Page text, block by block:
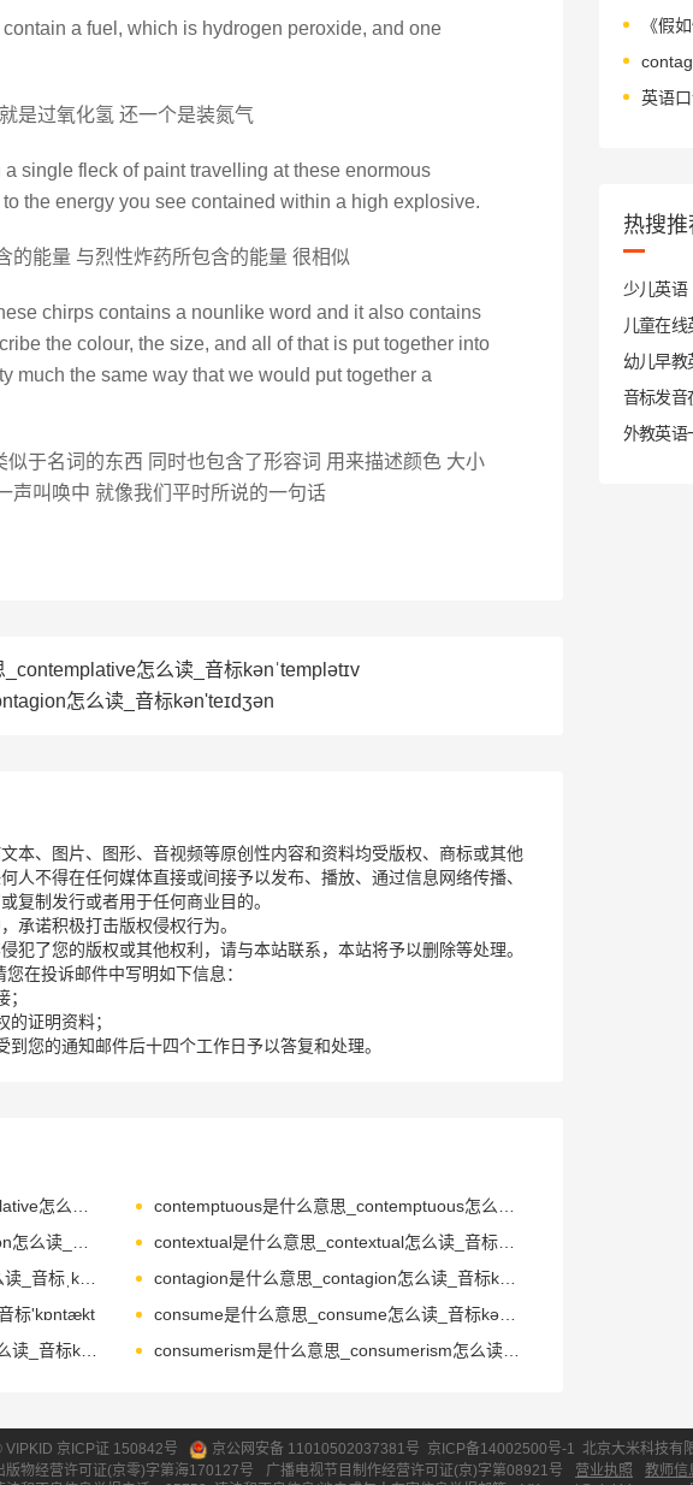
a fuel, which is hydrogen peroxide, and one
是过氧化氢 还一个是装氮气
single fleck of paint travelling at these enormous
the energy you see contained within a high explosive.
的能量 与烈性炸药所包含的能量 很相似
chirps contains a nounlike word and it also contains
the colour, the size, and all of that is put together into
much the same way that we would put together a
于名词的东西 同时也包含了形容词 用来描述颜色 大小
声叫唤中 就像我们平时所说的一句话
怎么读_音标kənˈtemplətɪv
怎么读_音标kən'teɪdʒən
本、图片、图形、音视频等原创性内容和资料均受版权、商标或其他
人不得在任何媒体直接或间接予以发布、播放、通过信息网络传播、
复制发行或者用于任何商业目的。
承诺积极打击版权侵权行为。
犯了您的版权或其他权利，请与本站联系，本站将予以删除等处理。
在投诉邮件中写明如下信息：
的证明资料；
到您的通知邮件后十四个工作日予以答复和处理。
contextual是什么意思_contextual怎么读_音标kən'tekstʃʊəl
contiguity是什么意思_contiguity怎么读_音标ˌkɒntɪ'ɡju-ətɪ
contagion是什么意思_contagion怎么读_音标kən'teɪdʒən
标'kɒntækt
consume是什么意思_consume怎么读_音标kən'sju-m
consumer是什么意思_consumer怎么读_音标kənˈsju-mə(r)
consumerism是什么意思_consumerism怎么读_音标kənˈsju-mərɪzəm
《假
英语
热搜推
少儿英语
儿童在线
幼儿早教
外教英语
VIPKID 京ICP证 150842号 京公网安备 11010502037381号 京ICP备14002500号-1 北京大米科技有
版物经营许可证(京零)字第海170127号
广播电视节目制作经营许可证(京)字第08921号 营业执照
教师信